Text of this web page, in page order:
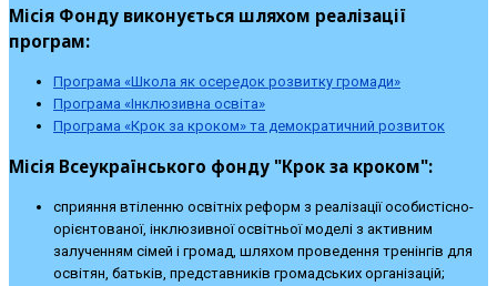
Місія Фонду виконується шляхом реалізації
програм:
Програма «Школа як осередок розвитку громади»
Програма «Інклюзивна освіта»
Програма «Крок за кроком» та демократичний розвиток
Місія Всеукраїнського фонду "Крок за кроком":
сприяння втіленню освітніх реформ з реалізації особистісно-
орієнтованої, інклюзивної освітньої моделі з активним
залученням сімей і громад, шляхом проведення тренінгів для
освітян, батьків, представників громадських організацій;